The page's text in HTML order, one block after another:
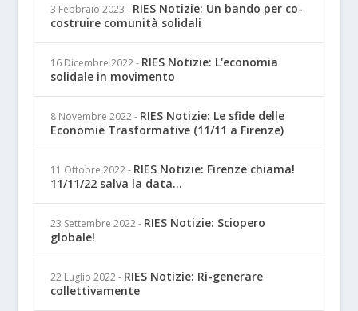
3 Febbraio 2023 - RIES Notizie: Un bando per co-
costruire comunità solidali
16 Dicembre 2022 - RIES Notizie: L'economia
solidale in movimento
8 Novembre 2022 - RIES Notizie: Le sfide delle
Economie Trasformative (11/11 a Firenze)
11 Ottobre 2022 - RIES Notizie: Firenze chiama!
11/11/22 salva la data...
23 Settembre 2022 - RIES Notizie: Sciopero
globale!
22 Luglio 2022 - RIES Notizie: Ri-generare
collettivamente